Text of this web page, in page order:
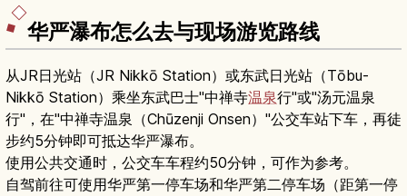
华严瀑布怎么去与现场游览路线
从JR日光站（JR Nikkō Station）或东武日光站（Tōbu-
Nikkō Station）乘坐东武巴士"中禅寺温泉行"或"汤元温泉
行"，在"中禅寺温泉（Chūzenji Onsen）"公交车站下车，再徒
步约5分钟即可抵达华严瀑布。
使用公共交通时，公交车车程约50分钟，可作为参考。
自驾前往可使用华严第一停车场和华严第二停车场（距第一停